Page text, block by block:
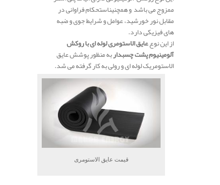
ممزوج می باشد و همچنیناستحکام فراوانی در
مقابل نور خورشید، عوامل و شرایط جوی و ضبه
های فیزیکی دارد.
از این نوععایق الاستومری لوله ای با روکش
آلومینیوم پشت چسبداربه منظور پوشش عایق
الاستومریک لوله ای و رولی به کار گرفته می شد.
قیمت عایق الاستومری